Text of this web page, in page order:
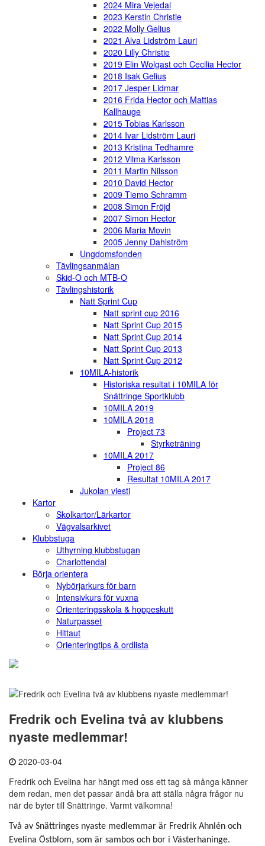
2024 Mira Vejedal
2023 Kerstin Christie
2022 Molly Gelius
2021 Alva Lidström Lauri
2020 Lilly Christie
2019 Elin Wolgast och Cecilia Hector
2018 Isak Gelius
2017 Jesper Lidmar
2016 Frida Hector och Mattias
Kallhauge
2015 Tobias Karlsson
2014 Ivar Lidström Lauri
2013 Kristina Tedhamre
2012 Vilma Karlsson
2011 Martin Nilsson
2010 David Hector
2009 Tiemo Schramm
2008 Simon Fröjd
2007 Simon Hector
2006 Maria Movin
2005 Jenny Dahlström
Ungdomsfonden
Tävlingsanmälan
Skid-O och MTB-O
Tävlingshistorik
Natt Sprint Cup
Natt sprint cup 2016
Natt Sprint Cup 2015
Natt Sprint Cup 2014
Natt Sprint Cup 2013
Natt Sprint Cup 2012
10MILA-historik
Historiska resultat i 10MILA för
Snättringe Sportklubb
10MILA 2019
10MILA 2018
Project 73
Styrketräning
10MILA 2017
Project 86
Resultat 10MILA 2017
Jukolan viesti
Kartor
Skolkartor/Lärkartor
Vägvalsarkivet
Klubbstuga
Uthyrning klubbstugan
Charlottendal
Börja orientera
Nybörjarkurs för barn
Intensivkurs för vuxna
Orienteringsskola & hoppeskutt
Naturpasset
Hittaut
Orienteringtips & ordlista
Fredrik och Evelina två av klubbens
nyaste medlemmar!
2020-03-04
Fredrik och Evelina har hängt med oss ett tag så många känner
dem redan, men det passar ändå bra att ställa några frågor nu
när de byter till Snättringe. Varmt välkomna!
Två av Snättringes nyaste medlemmar är Fredrik Ahnlén och
Evelina Östblom, som är sambos och bor i Västerhaninge.